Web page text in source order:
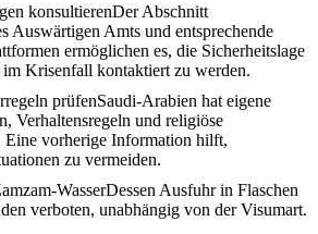
konsultierenDer Abschnitt
Auswärtigen Amts und entsprechende
ermöglichen es, die Sicherheitslage
Krisenfall kontaktiert zu werden.
prüfenSaudi-Arabien hat eigene
Verhaltensregeln und religiöse
Eine vorherige Information hilft,
zu vermeiden.
WasserDessen Ausfuhr in Flaschen
verboten, unabhängig von der Visumart.